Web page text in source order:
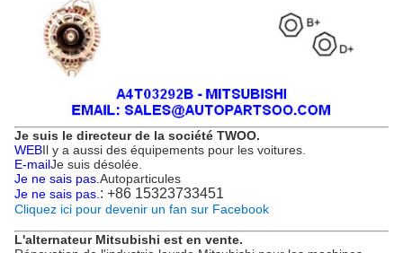
Je suis le directeur de la société TWOO.
WEBIl y a aussi des équipements pour les voitures.
E-mailJe suis désolée.
Je ne sais pas. Autoparticules
Je ne sais pas. : +86 15323733451
Cliquez ici pour devenir un fan sur Facebook
L'alternateur Mitsubishi est en vente.